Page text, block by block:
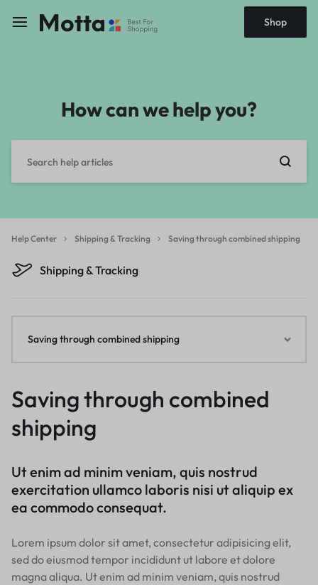
Shop
How can we help you?
Help Center Shipping & Tracking Saving through combined shipping
Shipping & Tracking
Saving through combined
shipping
Ut enim ad minim veniam, quis nostrud
exercitation ullamco laboris nisi ut aliquip ex
ea commodo consequat.
Lorem ipsum dolor sit amet, consectetur adipisicing elit,
sed do eiusmod tempor incididunt ut labore et dolore
magna aliqua. Ut enim ad minim veniam, quis nostrud
Saving through combined shipping